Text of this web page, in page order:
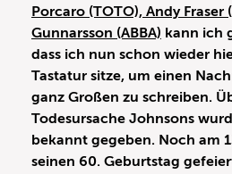
Porcaro (TOTO), Andy Fraser
Gunnarsson (ABBA) kann ich
dass ich nun schon wieder
Tastatur sitze, um einen
ganz Großen zu schreiben.
Todesursache Johnsons
bekannt gegeben. Noch am
seinen 60. Geburtstag